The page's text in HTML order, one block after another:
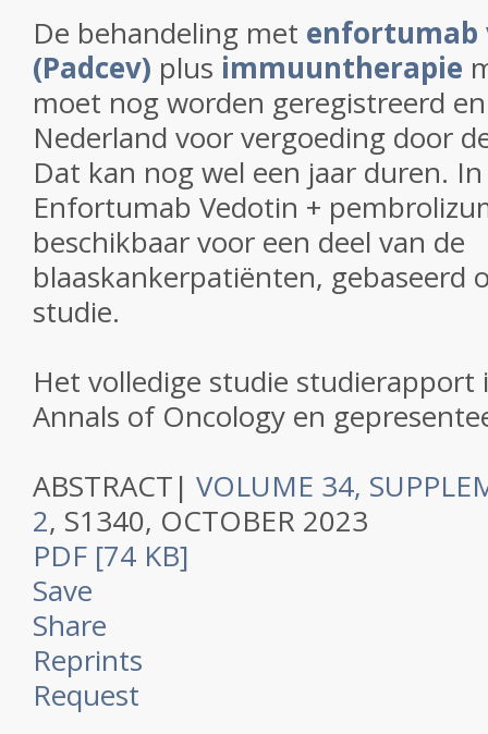
De behandeling met enfortumab
(Padcev) plus immuuntherapie
moet nog worden geregistreerd
Nederland voor vergoeding door
Dat kan nog wel een jaar duren. In
Enfortumab Vedotin +
beschikbaar voor een deel van de
blaaskankerpatiënten, gebaseerd
studie.
Het volledige studie studierapport
Annals of Oncology en
ABSTRACT| VOLUME 34,
2, S1340, OCTOBER 2023
PDF [74 KB]
Save
Share
Reprints
Request